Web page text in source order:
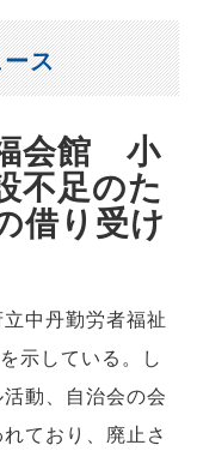
会館 小
不足のた
借り受け
ス
中丹勤労者福祉
示している。し
動、自治会の会
ており、廃止さ